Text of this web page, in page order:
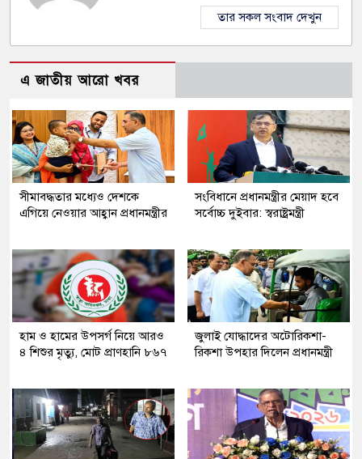
তার সকল সংবাদ দেখুন
এ জাতীয় আরো খবর
সীমাবদ্ধতার মধ্যেও দেশকে
এগিয়ে নেওয়ার আহ্বান প্রধানমন্ত্রীর
সংবিধানে প্রধানমন্ত্রীর মেয়াদ হবে
সর্বোচ্চ দুইবার: স্বরাষ্ট্রমন্ত্রী
হাম ও হামের উপসর্গ নিয়ে আরও
৪ শিশুর মৃত্যু, মোট প্রাণহানি ৮৬৭
জুলাই যোদ্ধাদের অটোরিকশা-
রিকশা উপহার দিলেন প্রধানমন্ত্রী